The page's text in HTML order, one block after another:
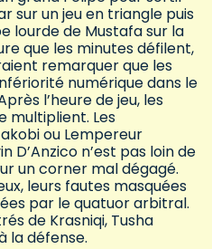
sur un jeu en triangle puis
lourde de Mustafa sur la
que les minutes défilent,
remarquer que les
numérique dans le
l’heure de jeu, les
multiplient. Les
ou Lempereur
D’Anzico n’est pas loin de
un corner mal dégagé.
leurs fautes masquées
par le quatuor arbitral.
de Krasniqi, Tusha
la défense.